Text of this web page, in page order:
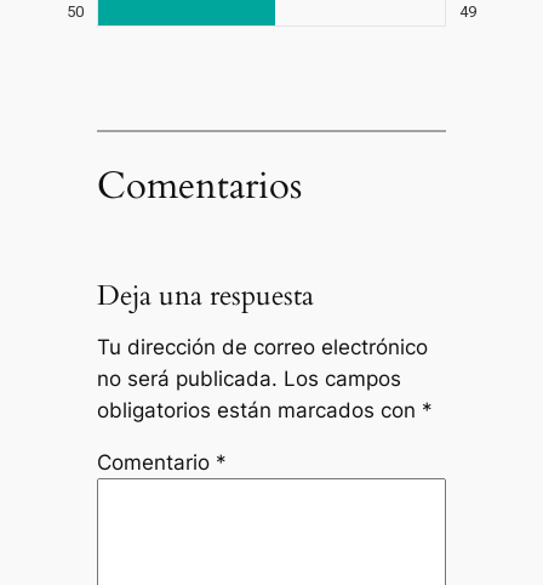
50 49
Comentarios
Deja una respuesta
Tu dirección de correo electrónico
no será publicada. Los campos
obligatorios están marcados con *
Comentario *